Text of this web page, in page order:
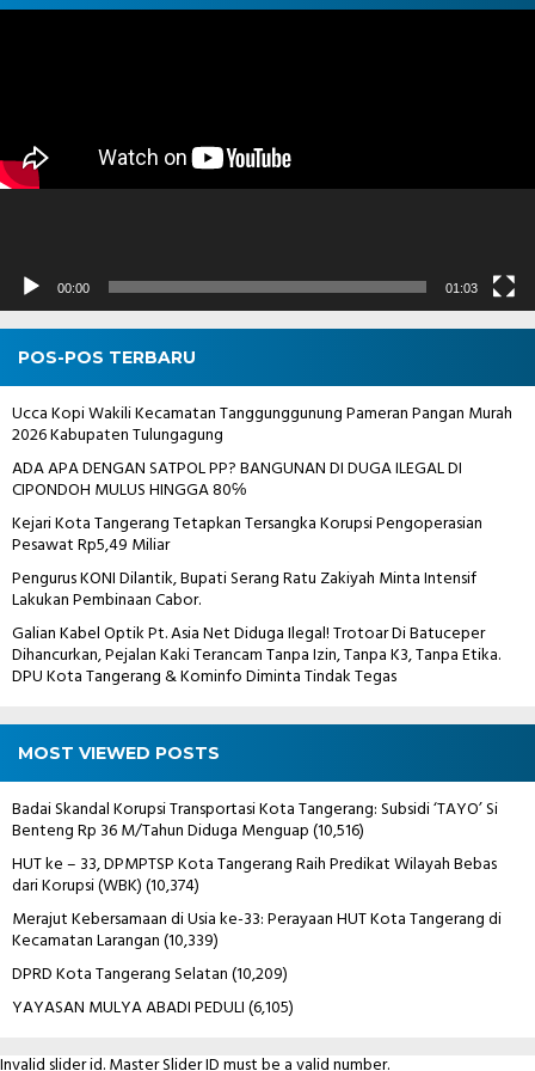
Pemutar
00:00 01:03
POS-POS TERBARU
Ucca Kopi Wakili Kecamatan Tanggunggunung Pameran Pangan Murah
2026 Kabupaten Tulungagung
ADA APA DENGAN SATPOL PP? BANGUNAN DI DUGA ILEGAL DI
CIPONDOH MULUS HINGGA 80℅
Kejari Kota Tangerang Tetapkan Tersangka Korupsi Pengoperasian
Pesawat Rp5,49 Miliar
Pengurus KONI Dilantik, Bupati Serang Ratu Zakiyah Minta Intensif
Lakukan Pembinaan Cabor.
Galian Kabel Optik Pt. Asia Net Diduga Ilegal! Trotoar Di Batuceper
Dihancurkan, Pejalan Kaki Terancam Tanpa Izin, Tanpa K3, Tanpa Etika.
DPU Kota Tangerang & Kominfo Diminta Tindak Tegas
MOST VIEWED POSTS
Badai Skandal Korupsi Transportasi Kota Tangerang: Subsidi ‘TAYO’ Si
Benteng Rp 36 M/Tahun Diduga Menguap(10,516)
HUT ke – 33, DPMPTSP Kota Tangerang Raih Predikat Wilayah Bebas
dari Korupsi (WBK)(10,374)
Merajut Kebersamaan di Usia ke-33: Perayaan HUT Kota Tangerang di
Kecamatan Larangan(10,339)
DPRD Kota Tangerang Selatan(10,209)
YAYASAN MULYA ABADI PEDULI(6,105)
Invalid slider id. Master Slider ID must be a valid number.